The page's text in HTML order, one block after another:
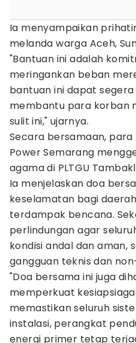
Ia menyampaikan
melanda warga Aceh,
"Bantuan ini adalah
meringankan beban
bantuan ini dapat
membantu para korban
sulit ini," ujarnya.
Secara bersamaan,
Power Semarang
agama di PLTGU
Ia menjelaskan doa
keselamatan bagi
terdampak bencana.
perlindungan agar
kondisi andal dan aman,
gangguan teknis dan
"Doa bersama ini juga
memperkuat
memastikan seluruh
instalasi, perangkat
energi primer tetap